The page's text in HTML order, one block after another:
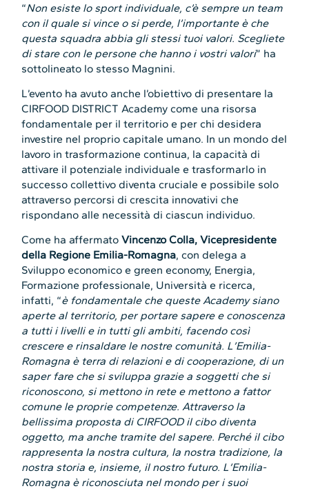
“Non esiste lo sport individuale, c’è sempre un team
con il quale si vince o si perde, l’importante è che
questa squadra abbia gli stessi tuoi valori. Scegliete
di stare con le persone che hanno i vostri valori” ha
sottolineato lo stesso Magnini.
L’evento ha avuto anche l’obiettivo di presentare la
CIRFOOD DISTRICT Academy come una risorsa
fondamentale per il territorio e per chi desidera
investire nel proprio capitale umano. In un mondo del
lavoro in trasformazione continua, la capacità di
attivare il potenziale individuale e trasformarlo in
successo collettivo diventa cruciale e possibile solo
attraverso percorsi di crescita innovativi che
rispondano alle necessità di ciascun individuo.
Come ha affermatoVincenzo Colla, Vicepresidente
della Regione Emilia-Romagna, con delega a
Sviluppo economico e green economy, Energia,
Formazione professionale, Università e ricerca,
infatti, “è fondamentale che queste Academy siano
aperte al territorio, per portare sapere e conoscenza
a tutti i livelli e in tutti gli ambiti, facendo così
crescere e rinsaldare le nostre comunità. L’Emilia-
Romagna è terra di relazioni e di cooperazione, di un
saper fare che si sviluppa grazie a soggetti che si
riconoscono, si mettono in rete e mettono a fattor
comune le proprie competenze. Attraverso la
bellissima proposta di CIRFOOD il cibo diventa
oggetto, ma anche tramite del sapere. Perché il cibo
rappresenta la nostra cultura, la nostra tradizione, la
nostra storia e, insieme, il nostro futuro. L’Emilia-
Romagna è riconosciuta nel mondo per i suoi